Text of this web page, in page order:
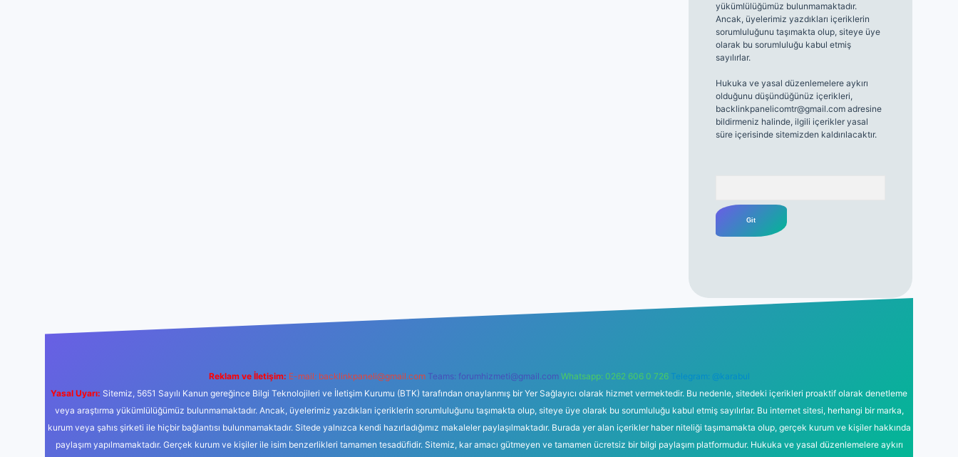
yükümlülüğümüz bulunmamaktadır.
Ancak, üyelerimiz yazdıkları içeriklerin
sorumluluğunu taşımakta olup, siteye üye
olarak bu sorumluluğu kabul etmiş
sayılırlar.
Hukuka ve yasal düzenlemelere aykırı
olduğunu düşündüğünüz içerikleri,
backlinkpanelicomtr@gmail.comadresine
bildirmeniz halinde, ilgili içerikler yasal
süre içerisinde sitemizden kaldırılacaktır.
Reklam ve İletişim: E-mail: backlinkpaneli@gmail.com Teams: forumhizmeti@gmail.com Whatsapp: 0262 606 0 726 Telegram: @karabul
Yasal Uyarı: Sitemiz, 5651 Sayılı Kanun gereğince Bilgi Teknolojileri ve İletişim Kurumu (BTK) tarafından onaylanmış bir Yer Sağlayıcı olarak hizmet vermektedir. Bu nedenle, sitedeki içerikleri proaktif olarak denetleme
veya araştırma yükümlülüğümüz bulunmamaktadır. Ancak, üyelerimiz yazdıkları içeriklerin sorumluluğunu taşımakta olup, siteye üye olarak bu sorumluluğu kabul etmiş sayılırlar. Bu internet sitesi, herhangi bir marka,
kurum veya şahıs şirketi ile hiçbir bağlantısı bulunmamaktadır. Sitede yalnızca kendi hazırladığımız makaleler paylaşılmaktadır. Burada yer alan içerikler haber niteliği taşımamakta olup, gerçek kurum ve kişiler hakkında
paylaşım yapılmamaktadır. Gerçek kurum ve kişiler ile isim benzerlikleri tamamen tesadüfidir. Sitemiz, kar amacı gütmeyen ve tamamen ücretsiz bir bilgi paylaşım platformudur. Hukuka ve yasal düzenlemelere aykırı